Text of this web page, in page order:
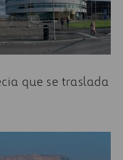
que se traslada